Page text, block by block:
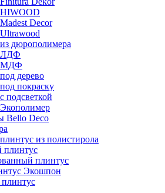
Decor
дюрополимера
ЛДФ
МДФ
дерево
покраску
подсветкой
Bello Deco
из полистирола
плинтус
Экошпон